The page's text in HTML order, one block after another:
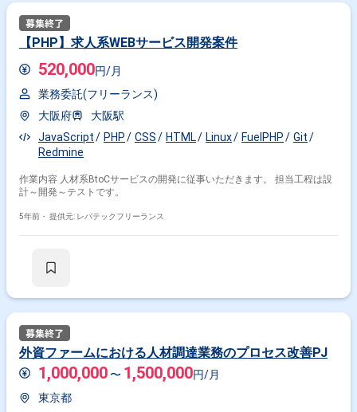
【PHP】求人系WEBサービス開発案件
520,000円/月
業務委託(フリーランス)
大阪府
大阪駅
JavaScript
PHP CSS HTML Linux FuelPHP
Git
Redmine
作業内容 人材系BtoCサービスの開発に従事いただきます。 担当工程は設
計～開発～テストです。
5年前・ 提供元: レバテックフリーランス
外資ファームにおける人材調達業務のプロセス改善PJ
1,000,000 〜 1,500,000円/月
東京都